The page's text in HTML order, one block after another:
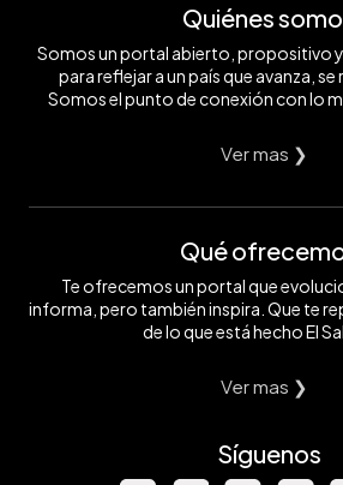
Quiénes
Somos un portal abierto, propositivo
para reflejar a un país que avanza, se
Somos el punto de conexión con lo
Ver mas ❯
Qué
Te ofrecemos un portal que
informa, pero también inspira. Que te
de lo que está hecho El
Ver mas ❯
Síguenos